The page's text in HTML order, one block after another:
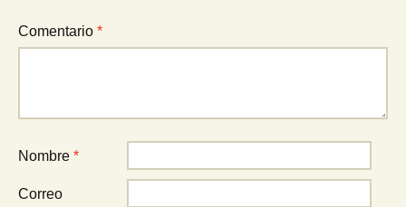
Comentario *
Nombre *
Correo